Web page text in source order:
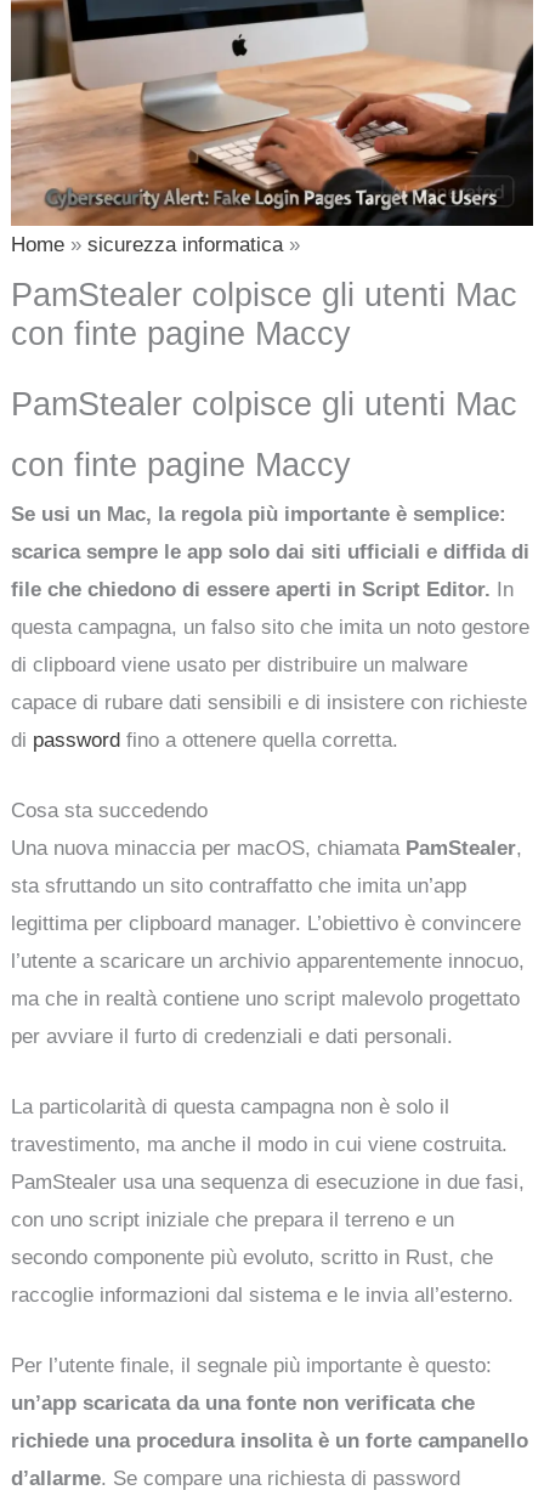
Home sicurezza informatica
PamStealer colpisce gli utenti Mac
con finte pagine Maccy
PamStealer colpisce gli utenti Mac
con finte pagine Maccy
Se usi un Mac, la regola più importante è semplice:
scarica sempre le app solo dai siti ufficiali e diffida di
file che chiedono di essere aperti in Script Editor. In
questa campagna, un falso sito che imita un noto gestore
di clipboard viene usato per distribuire un malware
capace di rubare dati sensibili e di insistere con richieste
di password fino a ottenere quella corretta.
Cosa sta succedendo
Una nuova minaccia per macOS, chiamata PamStealer,
sta sfruttando un sito contraffatto che imita un’app
legittima per clipboard manager. L’obiettivo è convincere
l’utente a scaricare un archivio apparentemente innocuo,
ma che in realtà contiene uno script malevolo progettato
per avviare il furto di credenziali e dati personali.
La particolarità di questa campagna non è solo il
travestimento, ma anche il modo in cui viene costruita.
PamStealer usa una sequenza di esecuzione in due fasi,
con uno script iniziale che prepara il terreno e un
secondo componente più evoluto, scritto in Rust, che
raccoglie informazioni dal sistema e le invia all’esterno.
Per l’utente finale, il segnale più importante è questo:
un’app scaricata da una fonte non verificata che
richiede una procedura insolita è un forte campanello
d’allarme. Se compare una richiesta di password